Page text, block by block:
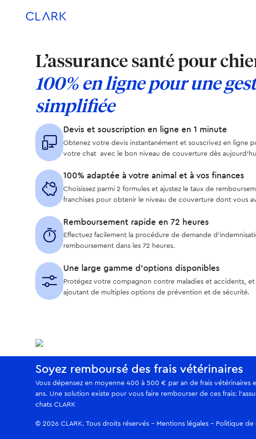
L’assurance santé pour
100% en ligne pour une
simplifiée
Devis et souscription en ligne en 1 minute
Obtenez votre devis instantanément et souscrivez en ligne
votre chat avec le bon niveau de couverture dès
100% adaptée à votre animal et à vos finances
Choisissez parmi 2 formules et ajustez le taux de
franchises pour obtenir le niveau de couverture dont vous
Remboursement rapide en 72 heures
Effectuez facilement la procédure de demande
remboursement dans les 72 heures.
Une large gamme d’options disponibles
Protégez votre compagnon contre maladies et accidents, et
ajoutant de multiples options de prévention et de sécurité.
Soyez remboursé des frais vétérinaires
Vous dépensez en moyenne 400 à 500 € par an de frais vétérinaires
ans. Une solution existe pour vous faire rembourser de ces frais:
chats CLARK
© 2026 CLARK. Tous droits réservés – Mentions légales – Politique de